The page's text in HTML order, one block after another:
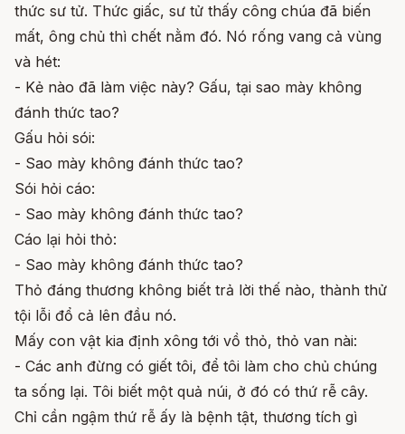
thức sư tử. Thức giấc, sư tử thấy công chúa đã biến
mất, ông chủ thì chết nằm đó. Nó rống vang cả vùng
và hét:
- Kẻ nào đã làm việc này? Gấu, tại sao mày không
đánh thức tao?
Gấu hỏi sói:
- Sao mày không đánh thức tao?
Sói hỏi cáo:
- Sao mày không đánh thức tao?
Cáo lại hỏi thỏ:
- Sao mày không đánh thức tao?
Thỏ đáng thương không biết trả lời thế nào, thành thử
tội lỗi đổ cả lên đầu nó.
Mấy con vật kia định xông tới vồ thỏ, thỏ van nài:
- Các anh đừng có giết tôi, để tôi làm cho chủ chúng
ta sống lại. Tôi biết một quả núi, ở đó có thứ rễ cây.
Chỉ cần ngậm thứ rễ ấy là bệnh tật, thương tích gì